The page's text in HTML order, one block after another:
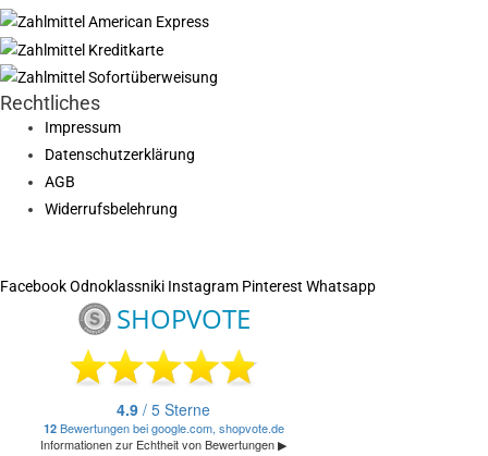
Rechtliches
Impressum
Datenschutzerklärung
AGB
Widerrufsbelehrung
FacebookOdnoklassniki Instagram Pinterest Whatsapp